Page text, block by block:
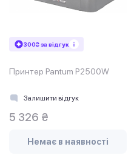
300₴ за відгук
Принтер Pantum P2500W
Залишити відгук
5 326 ₴
Немає в наявності